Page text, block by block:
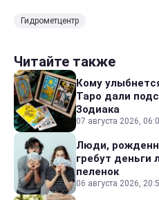
Гидрометцентр
Читайте также
Кому
Таро дали
Зодиака
07 августа 2026,
Люди,
гребут деньги
пеленок
06 августа 2026,